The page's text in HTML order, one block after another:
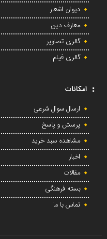
دیوان اشعار
معارف دین
گالری تصاویر
گالری فیلم
امکانات
ارسال سوال شرعی
پرسش و پاسخ
مشاهده سبد خرید
اخبار
مقالات
بسته فرهنگی
تماس با ما